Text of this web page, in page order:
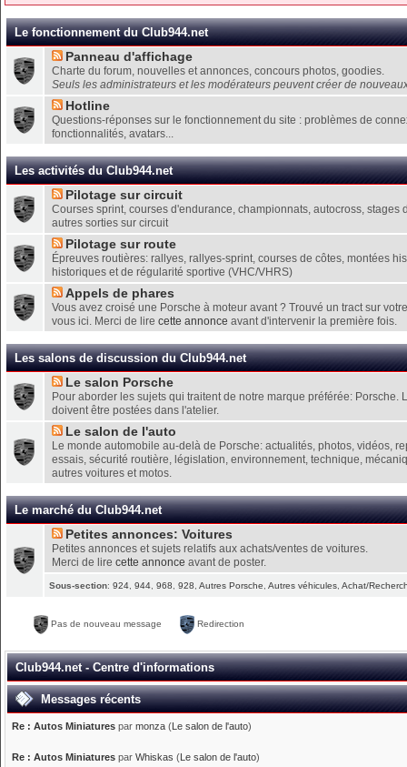
Le fonctionnement du Club944.net
Panneau d'affichage
Charte du forum, nouvelles et annonces, concours photos, goodies.
Seuls les administrateurs et les modérateurs peuvent créer de
Hotline
Questions-réponses sur le fonctionnement du site : problèmes de
fonctionnalités, avatars...
Les activités du Club944.net
Pilotage sur circuit
Courses sprint, courses d'endurance, championnats, autocross, stages
autres sorties sur circuit
Pilotage sur route
Épreuves routières: rallyes, rallyes-sprint, courses de côtes, montées
historiques et de régularité sportive (VHC/VHRS)
Appels de phares
Vous avez croisé une Porsche à moteur avant ? Trouvé un tract sur
vous ici. Merci de lirecette annonce avant d'intervenir la première fois.
Les salons de discussion du Club944.net
Le salon Porsche
Pour aborder les sujets qui traitent de notre marque préférée: Porsche.
doivent être postées dans l'atelier.
Le salon de l'auto
Le monde automobile au-delà de Porsche: actualités, photos, vidéos,
essais, sécurité routière, législation, environnement, technique,
autres voitures et motos.
Le marché du Club944.net
Petites annonces: Voitures
Petites annonces et sujets relatifs aux achats/ventes de voitures.
Merci de lirecette annonce avant de poster.
Sous-section: 924, 944, 968 928 Autres Porsche Autres véhicules, Achat/
Pas de nouveau message Redirection
Club944.net - Centre d'informations
Messages récents
Re : Autos Miniatures parmonza (Le salon de l'auto)
Re : Autos Miniatures parWhiskas (Le salon de l'auto)